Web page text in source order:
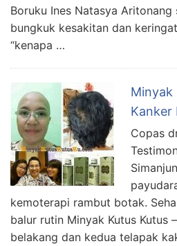
Boruku Ines Natasya
bungkuk kesakitan dan
“kenapa …
Minyak
Kanker
Copas
kemoterapi rambut botak.
balur rutin Minyak Kutus Kutus
belakang dan kedua telapak